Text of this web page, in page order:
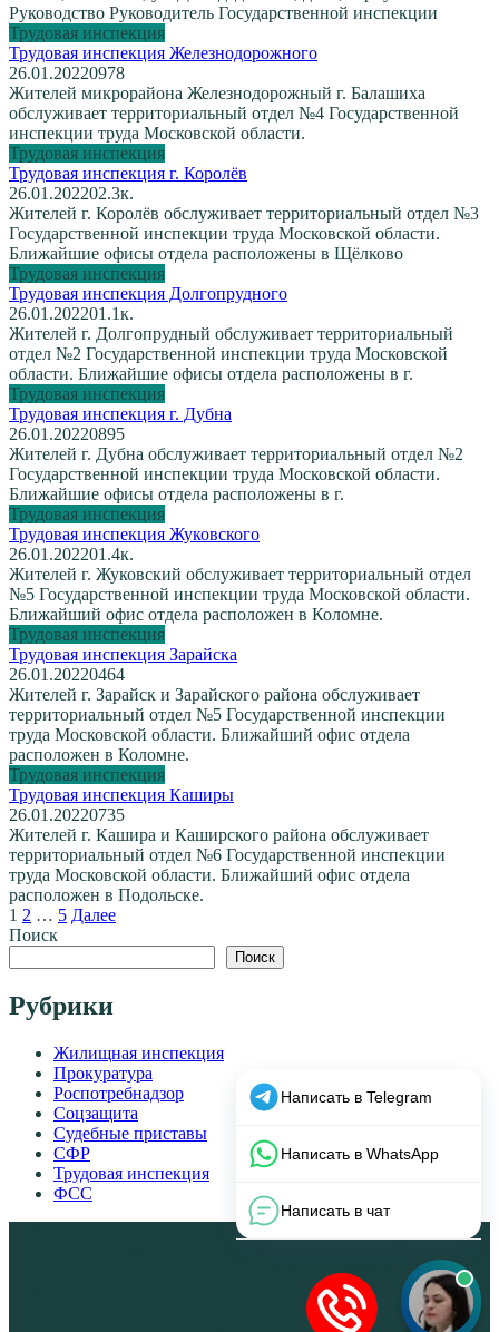
Руководство Руководитель Государственной инспекции
Трудовая инспекция
Трудовая инспекция Железнодорожного
26.01.20220978
Жителей микрорайона Железнодорожный г. Балашиха
обслуживает территориальный отдел №4 Государственной
инспекции труда Московской области.
Трудовая инспекция
Трудовая инспекция г. Королёв
26.01.202202.3к.
Жителей г. Королёв обслуживает территориальный отдел №3
Государственной инспекции труда Московской области.
Ближайшие офисы отдела расположены в Щёлково
Трудовая инспекция
Трудовая инспекция Долгопрудного
26.01.202201.1к.
Жителей г. Долгопрудный обслуживает территориальный
отдел №2 Государственной инспекции труда Московской
области. Ближайшие офисы отдела расположены в г.
Трудовая инспекция
Трудовая инспекция г. Дубна
26.01.20220895
Жителей г. Дубна обслуживает территориальный отдел №2
Государственной инспекции труда Московской области.
Ближайшие офисы отдела расположены в г.
Трудовая инспекция
Трудовая инспекция Жуковского
26.01.202201.4к.
Жителей г. Жуковский обслуживает территориальный отдел
№5 Государственной инспекции труда Московской области.
Ближайший офис отдела расположен в Коломне.
Трудовая инспекция
Трудовая инспекция Зарайска
26.01.20220464
Жителей г. Зарайск и Зарайского района обслуживает
территориальный отдел №5 Государственной инспекции
труда Московской области. Ближайший офис отдела
расположен в Коломне.
Трудовая инспекция
Трудовая инспекция Каширы
26.01.20220735
Жителей г. Кашира и Каширского района обслуживает
территориальный отдел №6 Государственной инспекции
труда Московской области. Ближайший офис отдела
расположен в Подольске.
Пагинация
записей
1 2 … 5 Далее
Поиск
Поиск
Рубрики
Жилищная инспекция
Прокуратура
Роспотребнадзор
Соцзащита
Судебные приставы
СФР
Трудовая инспекция
ФСС
© 2026 НЕофициальный информационный сайт, содержащий
Московской области: официальные сайты, телефоны, адреса,
графики работы, схемы проезда, а также ссылки на
юридические фирмы. В совокупности представленная